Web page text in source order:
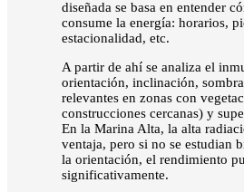
diseñada se basa en entender
consume la energía: horarios,
estacionalidad, etc.
A partir de ahí se analiza el
orientación, inclinación,
relevantes en zonas con
construcciones cercanas) y
En la Marina Alta, la alta
ventaja, pero si no se estudian
la orientación, el rendimiento
significativamente.